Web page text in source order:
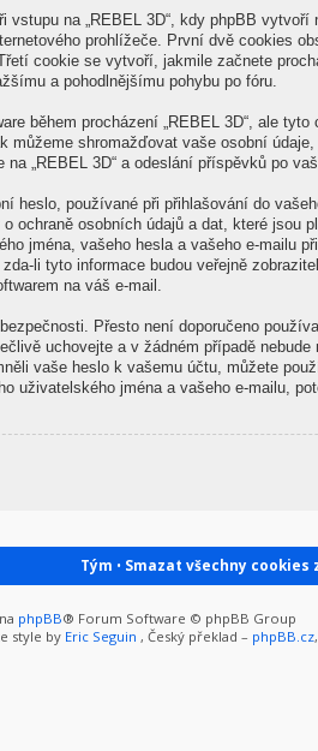
na „REBEL 3D“, kdy phpBB
prohlížeče. První dvě cookies
cookie se vytvoří, jakmile začnete
a pohodlnějšímu pohybu po fóru.
během procházení „REBEL 3D“, ale
shromažďovat vaše osobní
„REBEL 3D“ a odeslání příspěvků po
heslo, používané při přihlašování do
ochraně osobních údajů a dat, které
jména, vašeho hesla a vašeho e-mailu
li tyto informace budou veřejně
na váš e-mail.
Přesto není doporučeno
uchovejte a v žádném případě
vaše heslo k vašemu účtu, můžete
uživatelského jména a vašeho e-mailu,
Tým • Smazat všechny cookies
phpBB® Forum Software © phpBB Group
style by Eric Seguin , Český překlad – phpBB.cz